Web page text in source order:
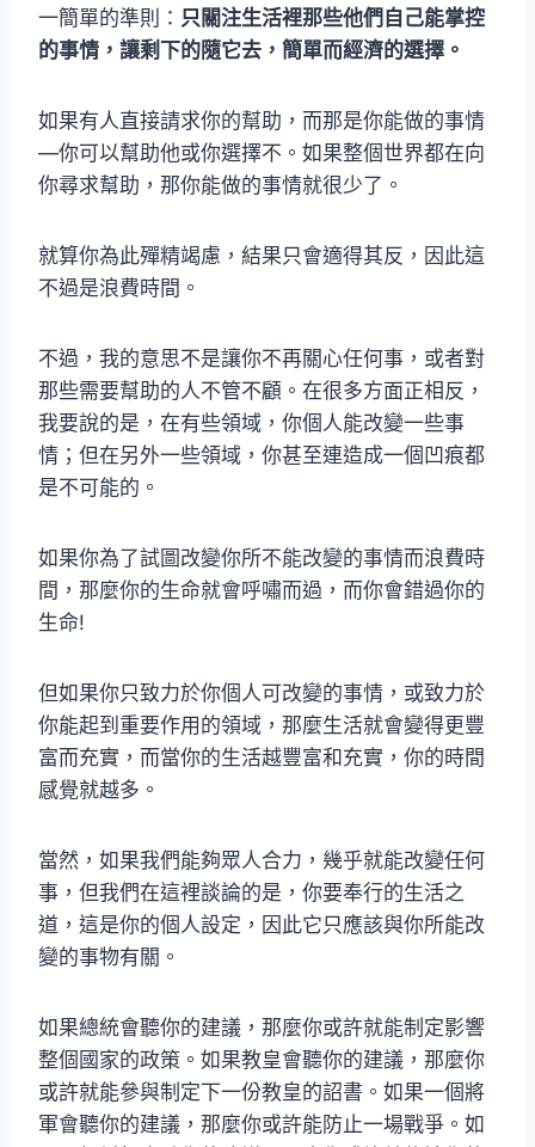
一簡單的準則： 只關注生活裡那些他們自己能掌控
的事情，讓剩下的隨它去，簡單而經濟的選擇。
如果有人直接請求你的幫助，而那是你能做的事情
—你可以幫助他或你選擇不。如果整個世界都在向
你尋求幫助，那你能做的事情就很少了。
就算你為此殫精竭慮，結果只會適得其反，因此這
不過是浪費時間。
不過，我的意思不是讓你不再關心任何事，或者對
那些需要幫助的人不管不顧。在很多方面正相反，
我要說的是，在有些領域，你個人能改變一些事
情；但在另外一些領域，你甚至連造成一個凹痕都
是不可能的。
如果你為了試圖改變你所不能改變的事情而浪費時
間，那麼你的生命就會呼嘯而過，而你會錯過你的
生命!
但如果你只致力於你個人可改變的事情，或致力於
你能起到重要作用的領域，那麼生活就會變得更豐
富而充實，而當你的生活越豐富和充實，你的時間
感覺就越多。
當然，如果我們能夠眾人合力，幾乎就能改變任何
事，但我們在這裡談論的是，你要奉行的生活之
道，這是你的個人設定，因此它只應該與你所能改
變的事物有關。
如果總統會聽你的建議，那麼你或許就能制定影響
整個國家的政策。如果教皇會聽你的建議，那麼你
或許就能參與制定下一份教皇的詔書。如果一個將
軍會聽你的建議，那麼你或許能防止一場戰爭。如